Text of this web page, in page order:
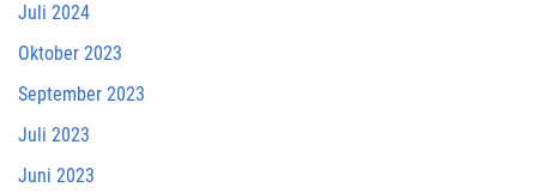
Juli 2024
Oktober 2023
September 2023
Juli 2023
Juni 2023